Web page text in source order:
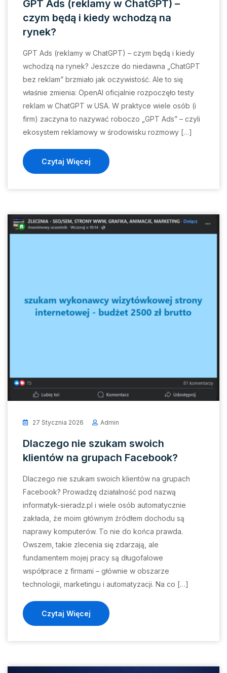
GPT Ads (reklamy w ChatGPT) –
czym będą i kiedy wchodzą na
rynek?
GPT Ads (reklamy w ChatGPT) – czym będą i kiedy
wchodzą na rynek? Jeszcze do niedawna „ChatGPT
bez reklam” brzmiało jak oczywistość. Ale to się
właśnie zmienia: OpenAI oficjalnie rozpoczęło testy
reklam w ChatGPT w USA. W praktyce wiele osób (i
firm) zaczyna to nazywać roboczo „GPT Ads” – czyli
ekosystem reklamowy w środowisku rozmowy […]
Czytaj Więcej
27 Stycznia 2026 Admin
Dlaczego nie szukam swoich
klientów na grupach Facebook?
Dlaczego nie szukam swoich klientów na grupach
Facebook? Prowadzę działalność pod nazwą
informatyk-sieradz.pl i wiele osób automatycznie
zakłada, że moim głównym źródłem dochodu są
naprawy komputerów. To nie do końca prawda.
Owszem, takie zlecenia się zdarzają, ale
fundamentem mojej pracy są długofalowe
współprace z firmami – głównie w obszarze
technologii, marketingu i automatyzacji. Na co […]
Czytaj Więcej